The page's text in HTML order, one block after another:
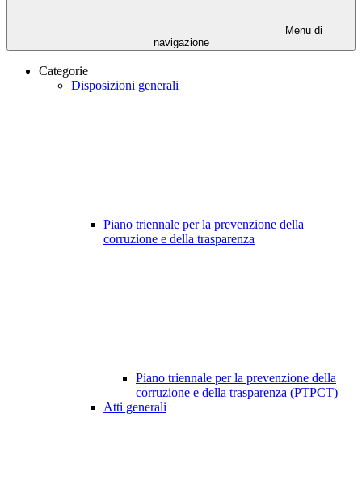
Menu di
navigazione
Categorie
Disposizioni generali
Piano triennale per la prevenzione della
corruzione e della trasparenza
Piano triennale per la prevenzione della
corruzione e della trasparenza (PTPCT)
Atti generali